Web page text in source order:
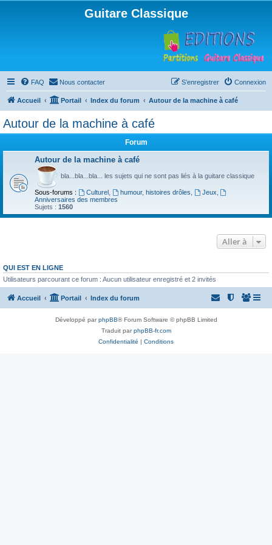
Guitare Classique
FAQ Nous contacter Connexion
S’enregistrer
Accueil Portail Index du forum Autour de la machine à café
Autour de la machine à café
Forum
Autour de la machine à café
bla...bla...bla... les sujets qui ne sont pas liés à la guitare classique
Sous-forums : Culturel, humour, histoires drôles Jeux
Anniversaires des membres
Sujets : 1560
Aller à
QUI EST EN LIGNE
Utilisateurs parcourant ce forum : Aucun utilisateur enregistré et 2 invités
Accueil Portail Index du forum
Développé parphpBB® Forum Software © phpBB Limited
Traduit parphpBB-fr.com
Confidentialité | Conditions